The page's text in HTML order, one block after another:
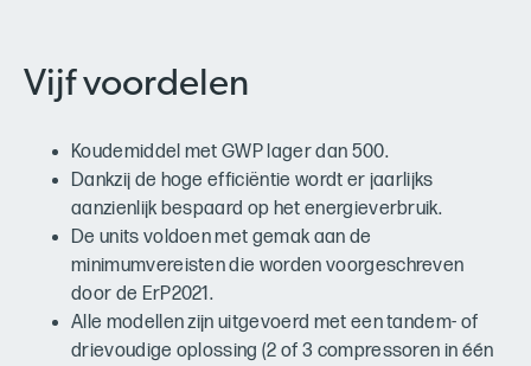
Vijf voordelen
Koudemiddel met GWP lager dan 500.
Dankzij de hoge efficiëntie wordt er jaarlijks
aanzienlijk bespaard op het energieverbruik.
De units voldoen met gemak aan de
minimumvereisten die worden voorgeschreven
door de ErP2021.
Alle modellen zijn uitgevoerd met een tandem- of
drievoudige oplossing (2 of 3 compressoren in één